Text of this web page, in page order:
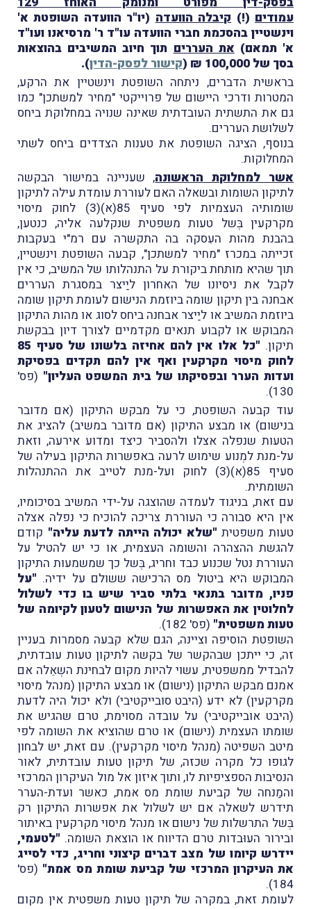
עמודים (!) קיבלה הוועדה (יו"ר הוועדה השופטת א'
וינשטיין בהסכמת חברי הוועדה עו"ד ר' מרסיאנו ועו"ד
א' תמאם) את העררים תוך חיוב המשיבים בהוצאות
בסך של 100,000 ₪ (
קישור לפסק-הדין).
בראשית הדברים, ניתחה השופטת וינשטיין את הרקע,
המטרות ודרכי היישום של פרוייקטי "מחיר למשתכן" כמו
גם את התשתית העובדתית שאינה שנויה במחלוקת ביחס
לשלושת העררים.
בנוסף, הציגה השופטת את טענות הצדדים ביחס לשתי
המחלוקות.
אשר למחלוקת הראשונה, שעניינה במישור הבקשה
לתיקון השומות ובשאלה האם לעוררת עומדת עילה לתיקון
שומותיה העצמיות לפי סעיף 85(א)(3) לחוק מיסוי
מקרקעין בְּשל טעות משפטית שנקלעה אליה, כנטען,
בהבנת מהות העִסקה בה התקשרה עם רמ"י בעקבות
זכייתה במכרז "מחיר למשתכן", קבעה השופטת וינשטיין,
תוך שהיא מותחת ביקורת על התנהלותו של המשיב, כי אין
לקבל את ניסיונו של האחרון ליַיצר במסגרת העררים
אבחנה בין תיקון שומה ביוזמת הנישום לעומת תיקון שומה
ביוזמת המשיב או ליַיצר אבחנה ביחס לסוג או מהות התיקון
המבוקש או לקבוע תנאים מקדמיים לצורך דיון בבקשת
תיקון.
"כל אלו אין להם אחיזה בלשונו של סעיף 85
לחוק מיסוי מקרקעין ואף אין להם תקדים בפסיקת
ועדות הערר ובפסיקתו של בית המשפט העליון" (פס'
130).
עוד קבעה השופטת, כי על מבקש התיקון (אם מדובר
בנישום) או מבצע התיקון (אם מדובר במשיב) להציג את
הטעות שנפלה אצלו ולהסביר כיצד ומדוע אירעה, וזאת
על-מנת למְנוע שימוש לרעה באפשרות התיקון בעילה של
סעיף 85(א)(3) לחוק ועל-מנת לטייב את ההתנהלות
השומתית.
עם זאת, בניגוד לעמדה שהוצגה על-ידי המשיב בסיכומיו,
אין היא סבורה כי העוררת צריכה להוכיח כי נפלה אצלה
טעות משפטית "שלא יכולה הייתה לדעת עליה" קודם
להגשת ההצהרה והשומה העצמית, או כי יש להטיל על
העוררת נטל שכנוע כבד וחריג, בְּשל כך שמשמעות התיקון
המבוקש היא ביטול מס הרכישה ששולם על ידיה. "על
פניו, מדובר בתנאי בלתי סביר שיש בו כדי לשלול
לחלוטין את האפשרות של הנישום לטעון לקיומה של
טעות משפטית" (פס' 182).
השופטת הוסיפה וציינה, הגם שלא קבעה מסמרות בעניין
זה, כי ייתכן שבהקשר של בקשה לתיקון טעות עובדתית,
להבדיל ממשפטית, עשוי להיות מקום לבחינת השְאֵלה אם
אמנם מבקש התיקון (נישום) או מבצע התיקון (מנהל מיסוי
מקרקעין) לא ידע (היבט סובייקטיבי) ולא יכול היה לדעת
(היבט אובייקטיבי) על עובדה מסוימת, טרם שהגיש את
שומתו העצמית (נישום) או טרם שהוציא את השומה לפי
מיטב השפיטה (מנהל מיסוי מקרקעין). עם זאת, יש לבחון
לגופו כל מקרה שכזה, של תיקון טעות עובדתית, לאור
הנסיבות הספציפיות לו, ותוך איזון אל מול העיקרון המרכזי
והמַנחה של קביעת שומת מס אמת, כאשר ועדת-הערר
תידרש לשאלה אם יש לשלול את אפשרות התיקון רק
בְּשל התרשלות של נישום או מנהל מיסוי מקרקעין באיתור
ובירור העוּבדות טרם הדיווח או הוצאת השומה. "לטעמי,
יידרש קיומו של מצב דברים קיצוני וחריג, כדי לסייג
את העיקרון המרכזי של קביעת שומת מס אמת" (פס'
184).
לעומת זאת, במקרה של תיקון טעות משפטית אין מקום